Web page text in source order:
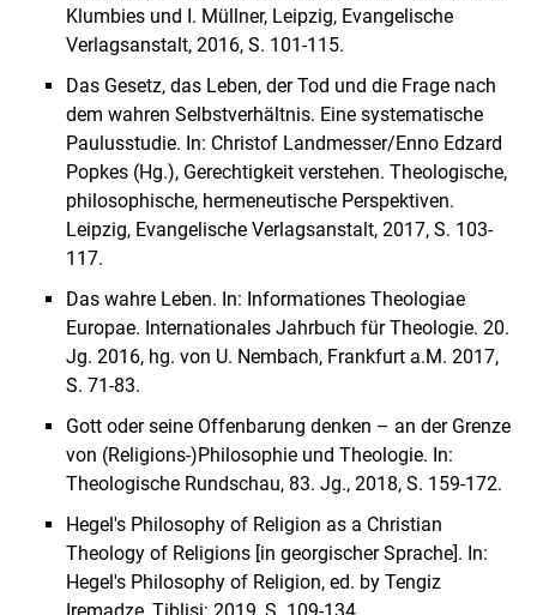
Klumbies und I. Müllner, Leipzig, Evangelische
Verlagsanstalt, 2016, S. 101-115.
Das Gesetz, das Leben, der Tod und die Frage nach
dem wahren Selbstverhältnis. Eine systematische
Paulusstudie. In: Christof Landmesser/Enno Edzard
Popkes (Hg.), Gerechtigkeit verstehen. Theologische,
philosophische, hermeneutische Perspektiven.
Leipzig, Evangelische Verlagsanstalt, 2017, S. 103-
117.
Das wahre Leben. In: Informationes Theologiae
Europae. Internationales Jahrbuch für Theologie. 20.
Jg. 2016, hg. von U. Nembach, Frankfurt a.M. 2017,
S. 71-83.
Gott oder seine Offenbarung denken – an der Grenze
von (Religions-)Philosophie und Theologie. In:
Theologische Rundschau, 83. Jg., 2018, S. 159-172.
Hegel's Philosophy of Religion as a Christian
Theology of Religions [in georgischer Sprache]. In:
Hegel's Philosophy of Religion, ed. by Tengiz